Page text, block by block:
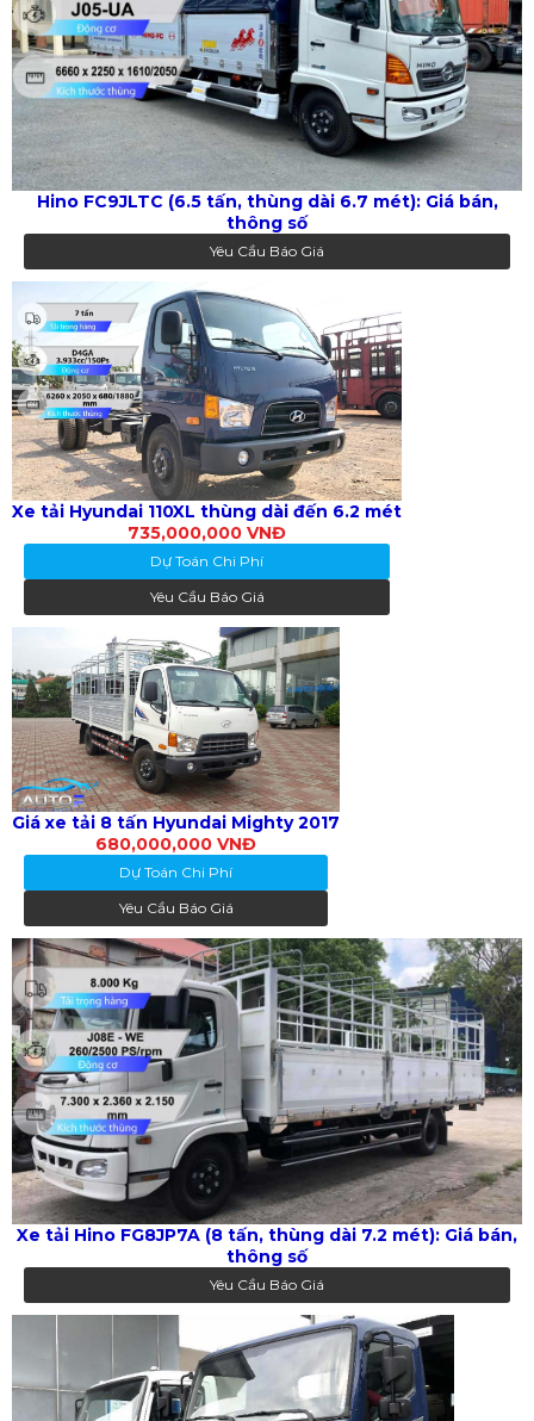
Hino FC9JLTC (6.5 tấn, thùng dài 6.7 mét): Giá bán,
thông số
Yêu Cầu Báo Giá
Xe tải Hyundai 110XL thùng dài đến 6.2 mét
735,000,000 VNĐ
Dự Toán Chi Phí
Yêu Cầu Báo Giá
Giá xe tải 8 tấn Hyundai Mighty 2017
680,000,000 VNĐ
Dự Toán Chi Phí
Yêu Cầu Báo Giá
Xe tải Hino FG8JP7A (8 tấn, thùng dài 7.2 mét): Giá bán,
thông số
Yêu Cầu Báo Giá